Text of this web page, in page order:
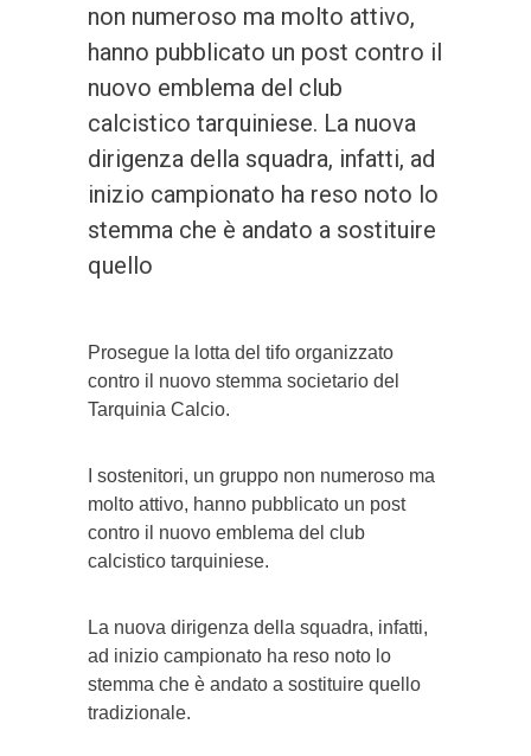
non numeroso ma molto attivo,
hanno pubblicato un post contro il
nuovo emblema del club
calcistico tarquiniese. La nuova
dirigenza della squadra, infatti, ad
inizio campionato ha reso noto lo
stemma che è andato a sostituire
quello
Prosegue la lotta del tifo organizzato
contro il nuovo stemma societario del
Tarquinia Calcio.
I sostenitori, un gruppo non numeroso ma
molto attivo, hanno pubblicato un post
contro il nuovo emblema del club
calcistico tarquiniese.
La nuova dirigenza della squadra, infatti,
ad inizio campionato ha reso noto lo
stemma che è andato a sostituire quello
tradizionale.